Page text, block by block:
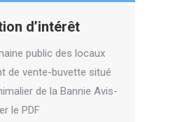
d’intérêt
public des locaux
de vente-buvette situé
de la Bannie Avis-
le PDF